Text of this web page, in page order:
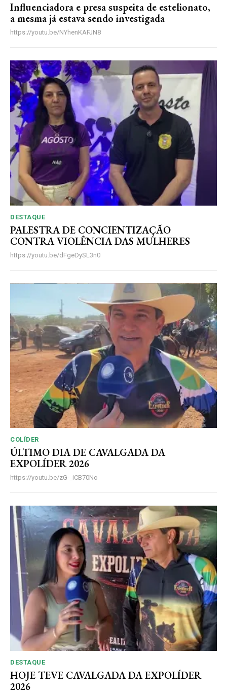
ANUAL MENSAL
Influenciadora e presa suspeita de estelionato,
a mesma já estava sendo investigada
https://youtu.be/NYhenKAFJN8
DESTAQUE
PALESTRA DE CONCIENTIZAÇÃO
CONTRA VIOLÊNCIA DAS MULHERES
https://youtu.be/dFgeDySL3n0
COLÍDER
ÚLTIMO DIA DE CAVALGADA DA
EXPOLÍDER 2026
https://youtu.be/zG-_iCB70No
DESTAQUE
HOJE TEVE CAVALGADA DA EXPOLÍDER
2026